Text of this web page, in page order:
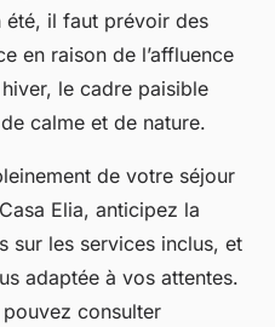
été, il faut prévoir des
en raison de l’affluence
le cadre paisible
calme et de nature.
de votre séjour
Elia, anticipez la
sur les services inclus, et
adaptée à vos attentes.
consulter